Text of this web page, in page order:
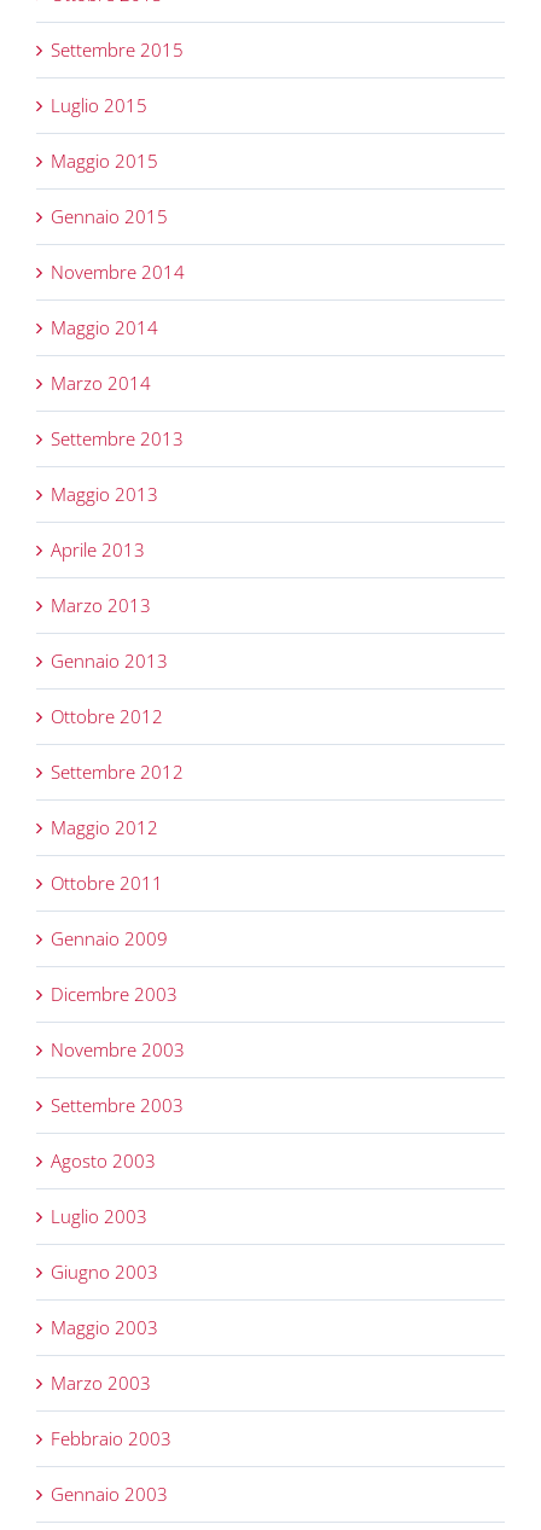
Settembre 2015
Luglio 2015
Maggio 2015
Gennaio 2015
Novembre 2014
Maggio 2014
Marzo 2014
Settembre 2013
Maggio 2013
Aprile 2013
Marzo 2013
Gennaio 2013
Ottobre 2012
Settembre 2012
Maggio 2012
Ottobre 2011
Gennaio 2009
Dicembre 2003
Novembre 2003
Settembre 2003
Agosto 2003
Luglio 2003
Giugno 2003
Maggio 2003
Marzo 2003
Febbraio 2003
Gennaio 2003